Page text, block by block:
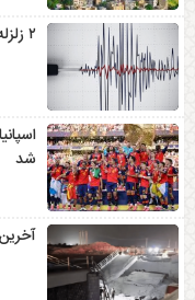
۲ زلزله‌ بالای ۵ ریشتر کرمانشاه را لرزاند
شد